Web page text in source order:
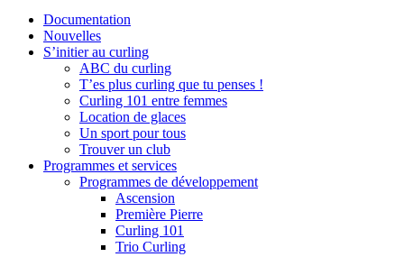
Documentation
Nouvelles
S’initier au curling
ABC du curling
T’es plus curling que tu penses !
Curling 101 entre femmes
Location de glaces
Un sport pour tous
Trouver un club
Programmes et services
Programmes de développement
Ascension
Première Pierre
Curling 101
Trio Curling